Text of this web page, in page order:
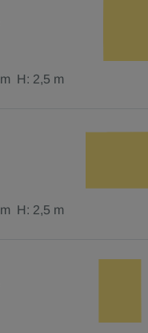
m H: 2,5 m
m H: 2,5 m